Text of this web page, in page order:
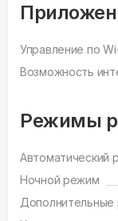
Управление по
Возможность
Режимы
Автоматический
Ночной режим